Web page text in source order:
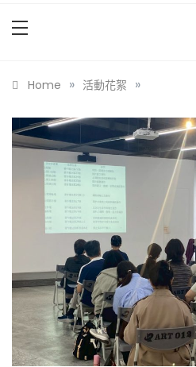
Home » 活動花絮 »